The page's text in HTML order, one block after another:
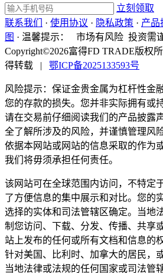
立刻领取
联系我们
· 使用协议 · 隐私政策 · 产品
图 · 温馨提示：
市场有风险 投资需
Copyright©2026富得FD TRADE版权
得转载
| 鄂ICP备2025133593号
风险提示：保证金贵金属为杠杆性金
您的存款的损失。您并非实际拥有或
请在交易前仔细阅读我们的产品披露
全了解所涉及的风险，并谨慎管理风
依据本网站或网站的信息采取的作为
我们将毋须承担任何责任。
该网站可在全球范围内访问，不特定
了方便信息的集中展示和对比。您的
选择的实体和司法管辖区确定。当地
制您访问、下载、分发、传播、共享
站上发布的任何或所有文档和信息的
针对美国、比利时、加拿大的居民，
当地法律或法规的任何国家或司法管